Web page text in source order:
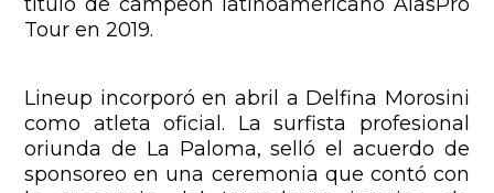
Tour en 2019.
Lineup incorporó en abril a Delfina Morosini
como atleta oficial. La surfista profesional
oriunda de La Paloma, selló el acuerdo de
sponsoreo en una ceremonia que contó con